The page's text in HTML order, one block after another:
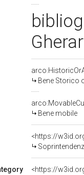
Bene Storico
Bene mobile
<https://
<https://